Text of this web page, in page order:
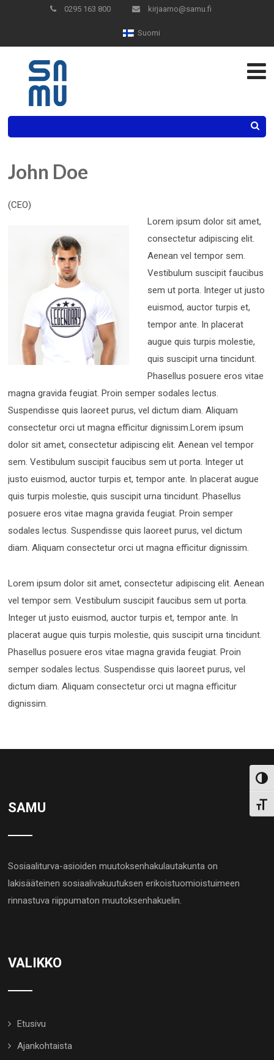
0295 163 800 kirjaamo@samu.fi
Suomi
John Doe
(CEO)
Lorem ipsum dolor sit amet,
consectetur adipiscing elit.
Aenean vel tempor sem.
Vestibulum suscipit faucibus
sem ut porta. Integer ut justo
euismod, auctor turpis et,
tempor ante. In placerat
augue quis turpis molestie,
quis suscipit urna tincidunt.
Phasellus posuere eros vitae
magna gravida feugiat. Proin semper sodales lectus.
Suspendisse quis laoreet purus, vel dictum diam. Aliquam
consectetur orci ut magna efficitur dignissim.Lorem ipsum
dolor sit amet, consectetur adipiscing elit. Aenean vel tempor
sem. Vestibulum suscipit faucibus sem ut porta. Integer ut
justo euismod, auctor turpis et, tempor ante. In placerat augue
quis turpis molestie, quis suscipit urna tincidunt. Phasellus
posuere eros vitae magna gravida feugiat. Proin semper
sodales lectus. Suspendisse quis laoreet purus, vel dictum
diam. Aliquam consectetur orci ut magna efficitur dignissim.
Lorem ipsum dolor sit amet, consectetur adipiscing elit. Aenean
vel tempor sem. Vestibulum suscipit faucibus sem ut porta.
Integer ut justo euismod, auctor turpis et, tempor ante. In
placerat augue quis turpis molestie, quis suscipit urna tincidunt.
Phasellus posuere eros vitae magna gravida feugiat. Proin
semper sodales lectus. Suspendisse quis laoreet purus, vel
dictum diam. Aliquam consectetur orci ut magna efficitur
dignissim.
SAMU
Sosiaaliturva-asioiden muutoksenhakulautakunta on
lakisääteinen sosiaalivakuutuksen erikoistuomioistuimeen
rinnastuva riippumaton muutoksenhakuelin.
VALIKKO
Etusivu
Ajankohtaista